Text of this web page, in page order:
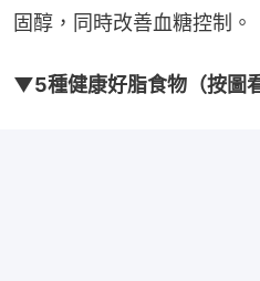
固醇，同時改善血糖控制。
▼5種健康好脂食物（按圖看